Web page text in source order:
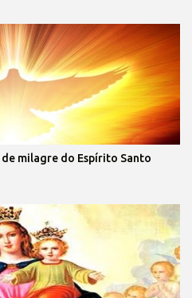
milagre do Espírito Santo